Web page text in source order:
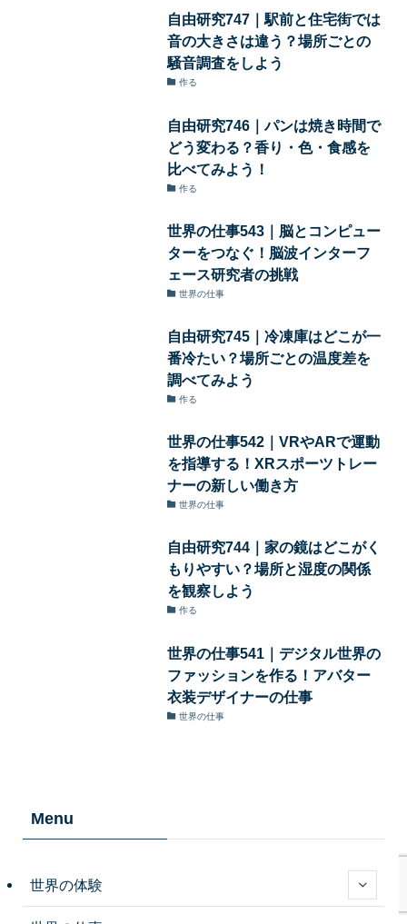
自由研究747｜駅前と住宅街では
音の大きさは違う？場所ごとの
騒音調査をしよう
作る
自由研究746｜パンは焼き時間で
どう変わる？香り・色・食感を
比べてみよう！
作る
世界の仕事543｜脳とコンピュー
ターをつなぐ！脳波インターフ
ェース研究者の挑戦
世界の仕事
自由研究745｜冷凍庫はどこが一
番冷たい？場所ごとの温度差を
調べてみよう
作る
世界の仕事542｜VRやARで運動
を指導する！XRスポーツトレー
ナーの新しい働き方
世界の仕事
自由研究744｜家の鏡はどこがく
もりやすい？場所と湿度の関係
を観察しよう
作る
世界の仕事541｜デジタル世界の
ファッションを作る！アバター
衣装デザイナーの仕事
世界の仕事
Menu
世界の体験